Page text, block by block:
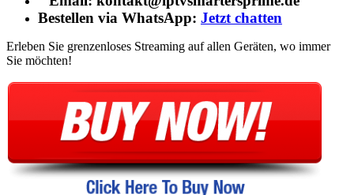
Bestellen via WhatsApp: Jetzt chatten
Erleben Sie grenzenloses Streaming auf allen Geräten, wo immer
Sie möchten!